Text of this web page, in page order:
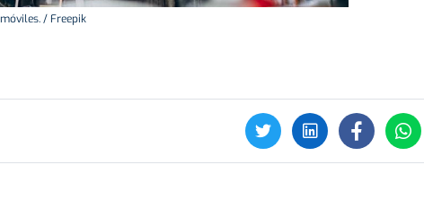
/ Freepik